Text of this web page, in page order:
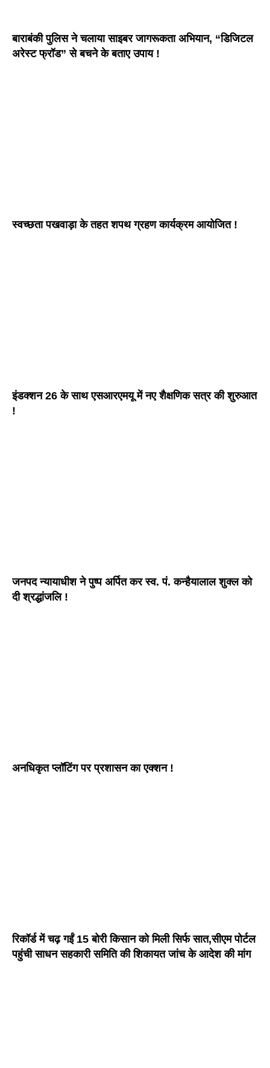
बाराबंकी पुलिस ने चलाया साइबर जागरूकता अभियान, “डिजिटल
अरेस्ट फ्रॉड” से बचने के बताए उपाय !
स्वच्छता पखवाड़ा के तहत शपथ ग्रहण कार्यक्रम आयोजित !
इंडक्शन 26 के साथ एसआरएमयू में नए शैक्षणिक सत्र की शुरुआत
!
जनपद न्यायाधीश ने पुष्प अर्पित कर स्व. पं. कन्हैयालाल शुक्ल को
दी श्रद्धांजलि !
अनधिकृत प्लॉटिंग पर प्रशासन का एक्शन !
रिकॉर्ड में चढ़ गईं 15 बोरी किसान को मिली सिर्फ सात,सीएम पोर्टल
पहुंची साधन सहकारी समिति की शिकायत जांच के आदेश की मांग